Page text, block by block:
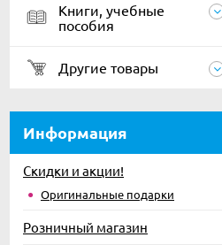
Книги, учебные
пособия
Другие товары
Информация
Скидки и акции!
Оригинальные подарки
Розничный магазин